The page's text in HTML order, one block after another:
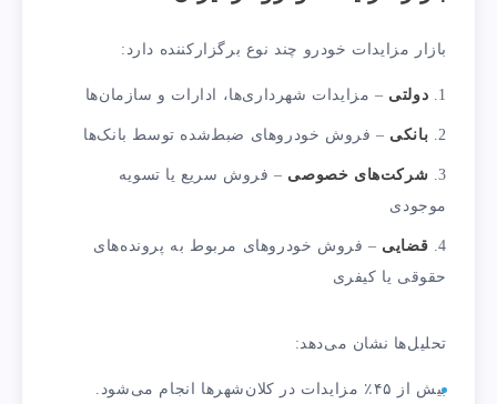
بازار مزایدات خودرو چند نوع برگزارکننده دارد:
دولتی – مزایدات شهرداری‌ها، ادارات و سازمان‌ها
بانکی – فروش خودروهای ضبط‌شده توسط بانک‌ها
شرکت‌های خصوصی – فروش سریع یا تسویه
موجودی
قضایی – فروش خودروهای مربوط به پرونده‌های
حقوقی یا کیفری
تحلیل‌ها نشان می‌دهد:
بیش از ۴۵٪ مزایدات در کلان‌شهرها انجام می‌شود.